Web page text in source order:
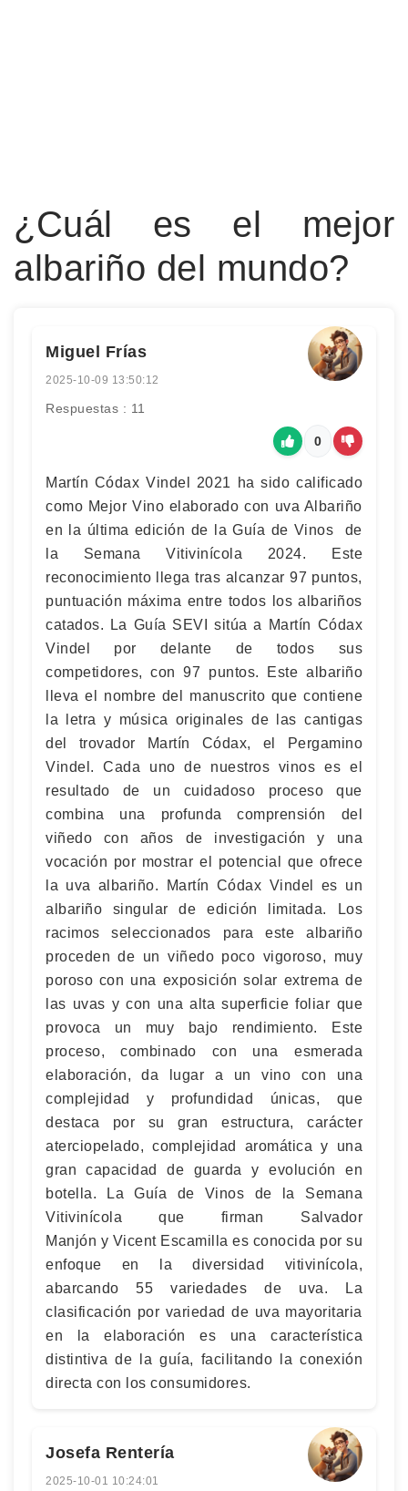
¿Cuál es el mejor
albariño del mundo?
Miguel Frías
2025-10-09 13:50:12
Respuestas : 11
0
Martín Códax Vindel 2021 ha sido calificado
como Mejor Vino elaborado con uva Albariño
en la última edición de la Guía de Vinos de
la Semana Vitivinícola 2024. Este
reconocimiento llega tras alcanzar 97 puntos,
puntuación máxima entre todos los albariños
catados. La Guía SEVI sitúa a Martín Códax
Vindel por delante de todos sus
competidores, con 97 puntos. Este albariño
lleva el nombre del manuscrito que contiene
la letra y música originales de las cantigas
del trovador Martín Códax, el Pergamino
Vindel. Cada uno de nuestros vinos es el
resultado de un cuidadoso proceso que
combina una profunda comprensión del
viñedo con años de investigación y una
vocación por mostrar el potencial que ofrece
la uva albariño. Martín Códax Vindel es un
albariño singular de edición limitada. Los
racimos seleccionados para este albariño
proceden de un viñedo poco vigoroso, muy
poroso con una exposición solar extrema de
las uvas y con una alta superficie foliar que
provoca un muy bajo rendimiento. Este
proceso, combinado con una esmerada
elaboración, da lugar a un vino con una
complejidad y profundidad únicas, que
destaca por su gran estructura, carácter
aterciopelado, complejidad aromática y una
gran capacidad de guarda y evolución en
botella. La Guía de Vinos de la Semana
Vitivinícola que firman Salvador
Manjón y Vicent Escamilla es conocida por su
enfoque en la diversidad vitivinícola,
abarcando 55 variedades de uva. La
clasificación por variedad de uva mayoritaria
en la elaboración es una característica
distintiva de la guía, facilitando la conexión
directa con los consumidores.
Josefa Rentería
2025-10-01 10:24:01